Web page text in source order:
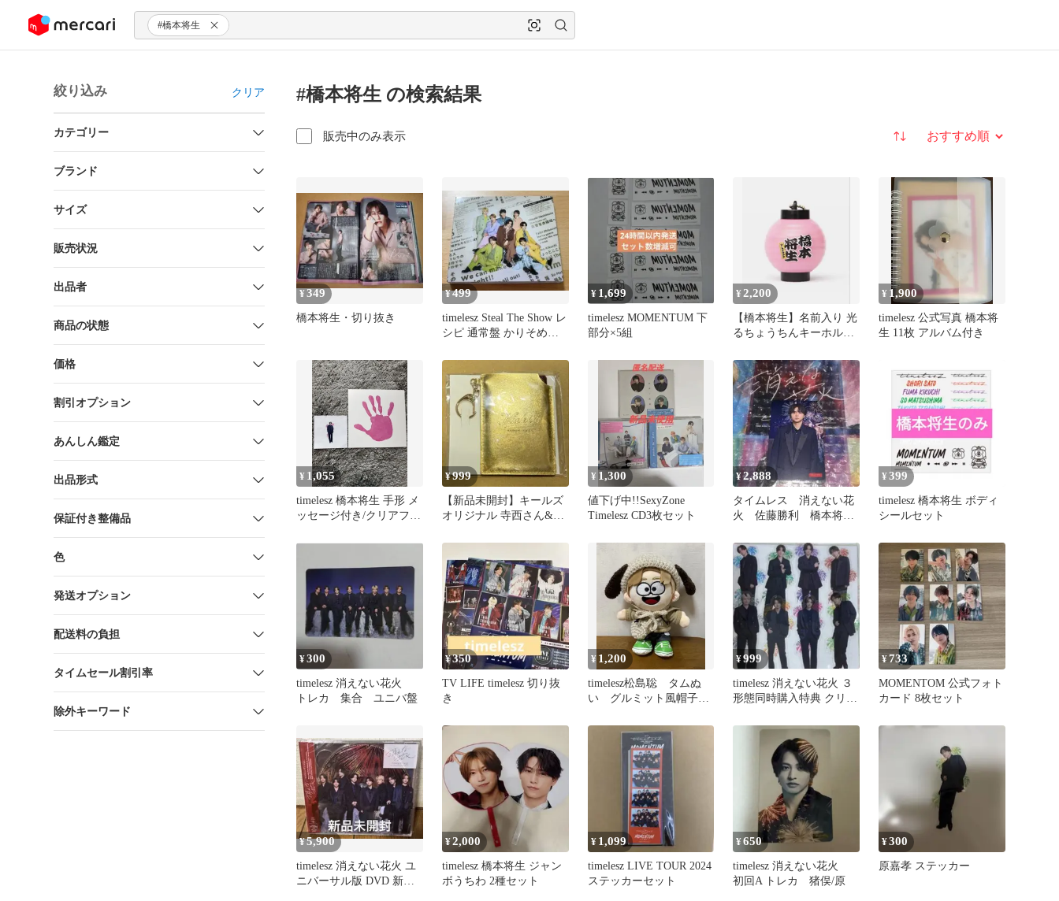
ツにスキップ #橋本将生
絞り込み クリア
カテゴリー
ブランド
サイズ
販売状況
出品者
商品の状態
価格
割引オプション
あんしん鑑定
出品形式
保証付き整備品
色
発送オプション
配送料の負担
タイムセール割引率
除外キーワード
#橋本将生 の検索結果
販売中のみ表示 並び替え
¥349
橋本将生・切り抜き
¥499
timelesz Steal The Show レ
シピ 通常盤 かりそめの
¥ 1,699
timelesz MOMENTUM 下
部分×5組
¥2,200
【橋本将生】名前入り 光
るちょうちんキーホルダ
¥ 1,900
timelesz 公式写真 橋本将
生 11枚 アルバム付き
¥ 1,055
timelesz 橋本将生 手形 メ
ッセージ付き/クリアフレ
¥999
【新品未開封】キールズ
オリジナル 寺西さん&橋
¥ 1,300
値下げ中!!SexyZone
Timelesz CD3枚セット
¥2,888
タイムレス 消えない花
火 佐藤勝利 橋本将
¥ 399
timelesz 橋本将生 ボディ
シールセット
¥300
timelesz 消えない花火
トレカ 集合 ユニバ盤
¥350
TV LIFE timelesz 切り抜
き
¥ 1,200
timelesz松島聡 タムぬ
い グルミット風帽子
付き
¥999
timelesz 消えない花火 ３
形態同時購入特典 クリア
¥733
MOMENTOM 公式フォト
カード 8枚セット
¥5,900
timelesz 消えない花火 ユ
ニバーサル版 DVD 新品
¥2,000
timelesz 橋本将生 ジャン
ボうちわ 2種セット
¥ 1,099
timelesz LIVE TOUR 2024
ステッカーセット
¥650
timelesz 消えない花火
初回A トレカ 猪俣/原
¥300
原嘉孝 ステッカー